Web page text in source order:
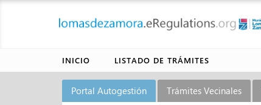
INICIO LISTADO DE TRÁMITES
Portal Autogestión Trámites Vecinales